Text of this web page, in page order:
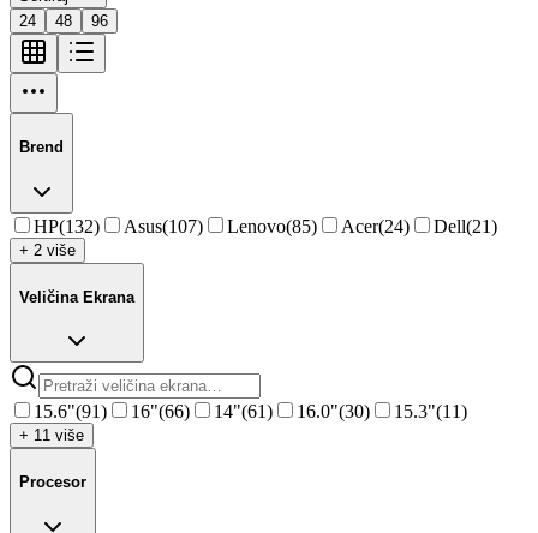
24
48 96
Brend
HP(132) Asus(107) Lenovo(85) Acer(24) Dell(21)
+ 2 više
Veličina Ekrana
15.6"(91) 16"(66) 14"(61) 16.0"(30) 15.3"(11)
+ 11 više
Procesor